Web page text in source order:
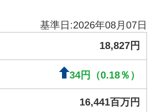
基準日:2026年08月07日
18,827円
34円 （0.18％ ）
16,441百万円